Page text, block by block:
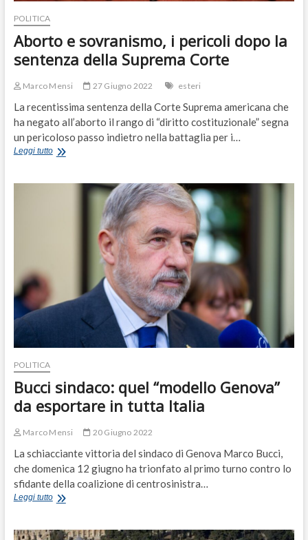
POLITICA
Aborto e sovranismo, i pericoli dopo la
sentenza della Suprema Corte
Marco Mensi 27 Giugno 2022 esteri
La recentissima sentenza della Corte Suprema americana che
ha negato all’aborto il rango di “diritto costituzionale” segna
un pericoloso passo indietro nella battaglia per i…
Leggi tuttoAborto
POLITICA
Bucci sindaco: quel “modello Genova”
da esportare in tutta Italia
Marco Mensi 20 Giugno 2022
La schiacciante vittoria del sindaco di Genova Marco Bucci,
che domenica 12 giugno ha trionfato al primo turno contro lo
sfidante della coalizione di centrosinistra…
Leggi tuttoBucci
“modello